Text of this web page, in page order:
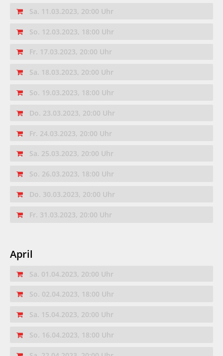
Sa. 11.03.2023, 20:00 Uhr
So. 12.03.2023, 18:00 Uhr
Fr. 17.03.2023, 20:00 Uhr
Sa. 18.03.2023, 20:00 Uhr
So. 19.03.2023, 18:00 Uhr
Do. 23.03.2023, 20:00 Uhr
Fr. 24.03.2023, 20:00 Uhr
Sa. 25.03.2023, 20:00 Uhr
So. 26.03.2023, 18:00 Uhr
Do. 30.03.2023, 20:00 Uhr
Fr. 31.03.2023, 20:00 Uhr
April
Sa. 01.04.2023, 20:00 Uhr
So. 02.04.2023, 18:00 Uhr
Sa. 15.04.2023, 20:00 Uhr
So. 16.04.2023, 18:00 Uhr